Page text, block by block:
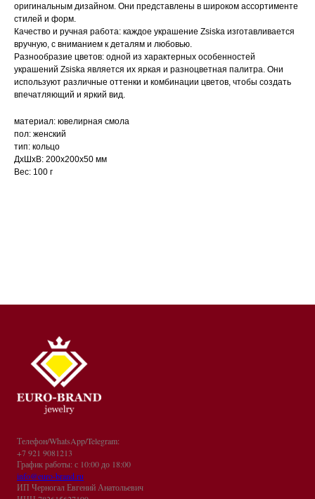
оригинальным дизайном. Они представлены в широком ассортименте
стилей и форм.
Качество и ручная работа: каждое украшение Zsiska изготавливается
вручную, с вниманием к деталям и любовью.
Разнообразие цветов: одной из характерных особенностей
украшений Zsiska является их яркая и разноцветная палитра. Они
используют различные оттенки и комбинации цветов, чтобы создать
впечатляющий и яркий вид.
материал: ювелирная смола
пол: женский
тип: кольцо
ДxШxВ: 200x200x50 мм
Вес: 100 г
Телефон/WhatsApp/Telegram:
+7 921 9081213
График работы: с 10:00 до 18:00
info@euro-brand.ru
ИП Черногал Евгений Анатольевич